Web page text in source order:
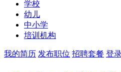
学校
幼儿
中小学
培训机构
我的简历 发布职位 招聘套餐 登